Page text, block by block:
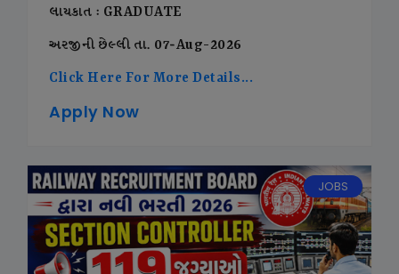
લાયકાત : GRADUATE
અરજીની છેલ્લી તા. 07-Aug-2026
Click Here For More Details...
Apply Now
JOBS